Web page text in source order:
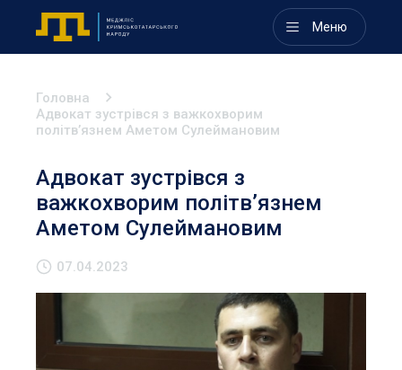
Меню
Головна
Адвокат зустрівся з важкохворим
політв’язнем Аметом Сулеймановим
Адвокат зустрівся з
важкохворим політв’язнем
Аметом Сулеймановим
07.04.2023